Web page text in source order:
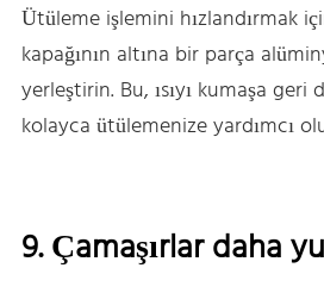
Ütüleme işlemini hızlandırmak
kapağının altına bir parça
yerleştirin. Bu, ısıyı kumaşa
kolayca ütülemenize yardımcı
9. Çamaşırlar daha